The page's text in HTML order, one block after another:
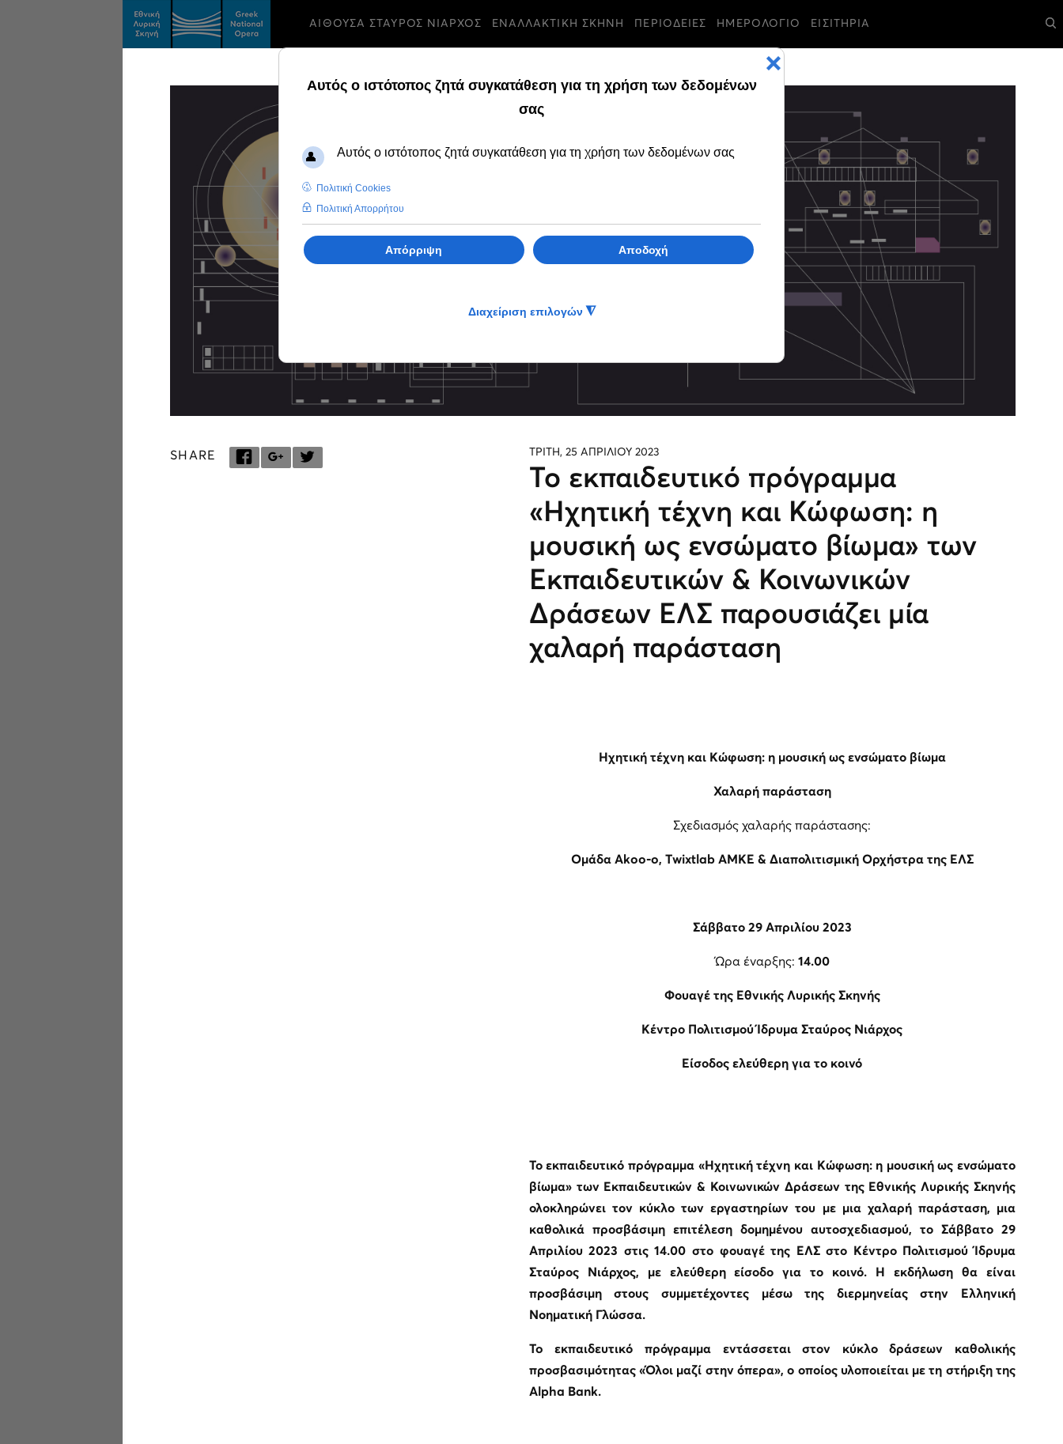
ΑΙΘΟΥΣΑ ΣΤΑΥΡΟΣ ΝΙΑΡΧΟΣ ΕΝΑΛΛΑΚΤΙΚΗ ΣΚΗΝΗ ΠΕΡΙΟΔΕΙΕΣ ΗΜΕΡΟΛΟΓΙΟ ΕΙΣΙΤΗΡΙΑ
SHARE ΤΡΙΤΗ, 25 ΑΠΡΙΛΙΟΥ 2023
Το εκπαιδευτικό πρόγραμμα
«Ηχητική τέχνη και Κώφωση: η
μουσική ως ενσώματο βίωμα» των
Εκπαιδευτικών & Κοινωνικών
Δράσεων ΕΛΣ παρουσιάζει μία
χαλαρή παράσταση
Ηχητική τέχνη και Κώφωση: η μουσική ως ενσώματο βίωμα
Χαλαρή παράσταση
Σχεδιασμός χαλαρής παράστασης:
Ομάδα Akoo-o, Τwixtlab ΑΜΚΕ & Διαπολιτισμική Ορχήστρα της ΕΛΣ
Σάββατο 29 Απριλίου 2023
Ώρα έναρξης: 14.00
Φουαγέ της Εθνικής Λυρικής Σκηνής
Κέντρο Πολιτισμού Ίδρυμα Σταύρος Νιάρχος
Είσοδος ελεύθερη για το κοινό
Το εκπαιδευτικό πρόγραμμα «Ηχητική τέχνη και Κώφωση: η μουσική ως ενσώματο
βίωμα» των Εκπαιδευτικών & Κοινωνικών Δράσεων της Εθνικής Λυρικής Σκηνής
ολοκληρώνει τον κύκλο των εργαστηρίων του με μια χαλαρή παράσταση, μια
καθολικά προσβάσιμη επιτέλεση δομημένου αυτοσχεδιασμού, το Σάββατο 29
Απριλίου 2023 στις 14.00 στο φουαγέ της ΕΛΣ στο Κέντρο Πολιτισμού Ίδρυμα
Σταύρος Νιάρχος, με ελεύθερη είσοδο για το κοινό. Η εκδήλωση θα είναι
προσβάσιμη στους συμμετέχοντες μέσω της διερμηνείας στην Ελληνική
Νοηματική Γλώσσα.
To εκπαιδευτικό πρόγραμμα εντάσσεται στον κύκλο δράσεων καθολικής
προσβασιμότητας «Όλοι μαζί στην όπερα», ο οποίος υλοποιείται με τη στήριξη της
Alpha Bank.